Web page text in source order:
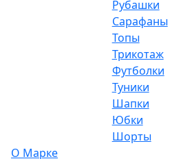
Рубашки
Сарафаны
Топы
Трикотаж
Футболки
Туники
Шапки
Юбки
Шорты
О Марке